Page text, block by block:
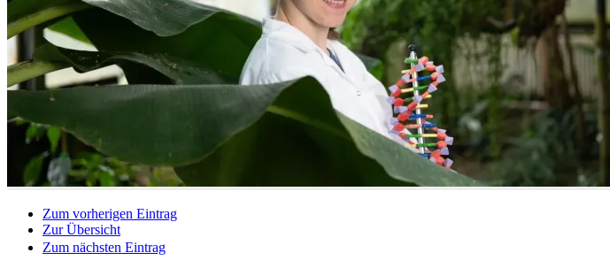
Zum vorherigen Eintrag
Zur Übersicht
Zum nächsten Eintrag